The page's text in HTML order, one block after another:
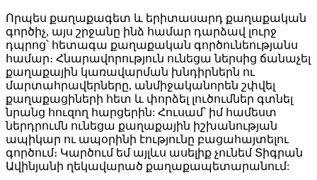
Որպես քաղաքագետ և երիտասարդ քաղաքական
գործիչ, այս շրջանը ինձ համար դարձավ լուրջ
դպրոց՝ հետագա քաղաքական գործունեությանս
համար։ Հնարավորություն ունեցա ներսից ճանաչել
քաղաքային կառավարման խնդիրներն ու
մարտահրավերները, անմիջականորեն շփվել
քաղաքացիների հետ և փորձել լուծումներ գտնել
նրանց հուզող հարցերին: Հուսամ՝ իմ համեստ
ներդրումն ունեցա քաղաքային իշխանության
ապիկար ու ապօրինի էությունը բացահայտելու
գործում։ Կարծում եմ այլևս ասելիք չունեմ Տիգրան
Ավինյանի ղեկավարած քաղաքապետարանում: